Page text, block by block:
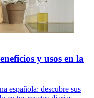
y usos en la
española: descubre sus